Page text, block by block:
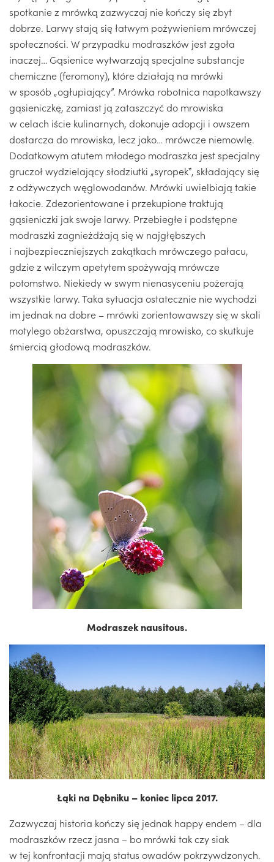
spotkanie z mrówką zazwyczaj nie kończy się zbyt
dobrze. Larwy stają się łatwym pożywieniem mrówczej
społeczności. W przypadku modraszków jest zgoła
inaczej… Gąsienice wytwarzają specjalne substancje
chemiczne (feromony), które działają na mrówki
w sposób „ogłupiający”. Mrówka robotnica napotkawszy
gąsieniczkę, zamiast ją zataszczyć do mrowiska
w celach iście kulinarnych, dokonuje adopcji i owszem
dostarcza do mrowiska, lecz jako… mrówcze niemowlę.
Dodatkowym atutem młodego modraszka jest specjalny
gruczoł wydzielający słodziutki „syropekˮ, składający się
z odżywczych węglowodanów. Mrówki uwielbiają takie
łakocie. Zdezorientowane i przekupione traktują
gąsieniczki jak swoje larwy. Przebiegłe i podstępne
modraszki zagnieżdżają się w najgłębszych
i najbezpieczniejszych zakątkach mrówczego pałacu,
gdzie z wilczym apetytem spożywają mrówcze
potomstwo. Niekiedy w swym nienasyceniu pożerają
wszystkie larwy. Taka sytuacja ostatecznie nie wychodzi
im jednak na dobre – mrówki zorientowawszy się w skali
motylego obżarstwa, opuszczają mrowisko, co skutkuje
śmiercią głodową modraszków.
Modraszek nausitous.
Łąki na Dębniku – koniec lipca 2017.
Zazwyczaj historia kończy się jednak happy endem – dla
modraszków rzecz jasna – bo mrówki tak czy siak
w tej konfrontacji mają status owadów pokrzywdzonych.